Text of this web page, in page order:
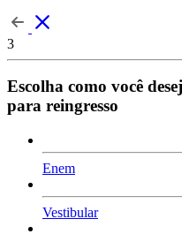
3
Escolha como você
para reingresso
Enem
Vestibular